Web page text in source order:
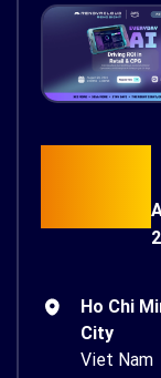
Ho Chi
City
Viet Nam